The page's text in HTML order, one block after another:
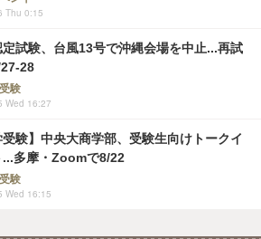
Thu 0:15
試験、台風13号で沖縄会場を中止...再試
28
験
Wed 16:27
受験】中央大商学部、受験生向けトークイ
...多摩・Zoomで8/22
験
Wed 16:15